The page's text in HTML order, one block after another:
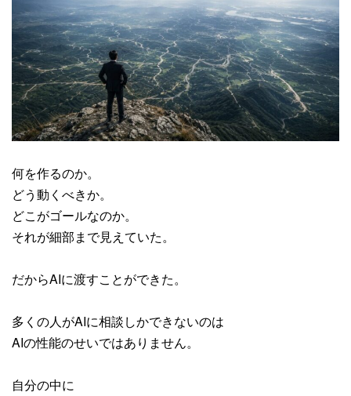
何を作るのか。
どう動くべきか。
どこがゴールなのか。
それが細部まで見えていた。
だからAIに渡すことができた。
多くの人がAIに相談しかできないのは
AIの性能のせいではありません。
自分の中に